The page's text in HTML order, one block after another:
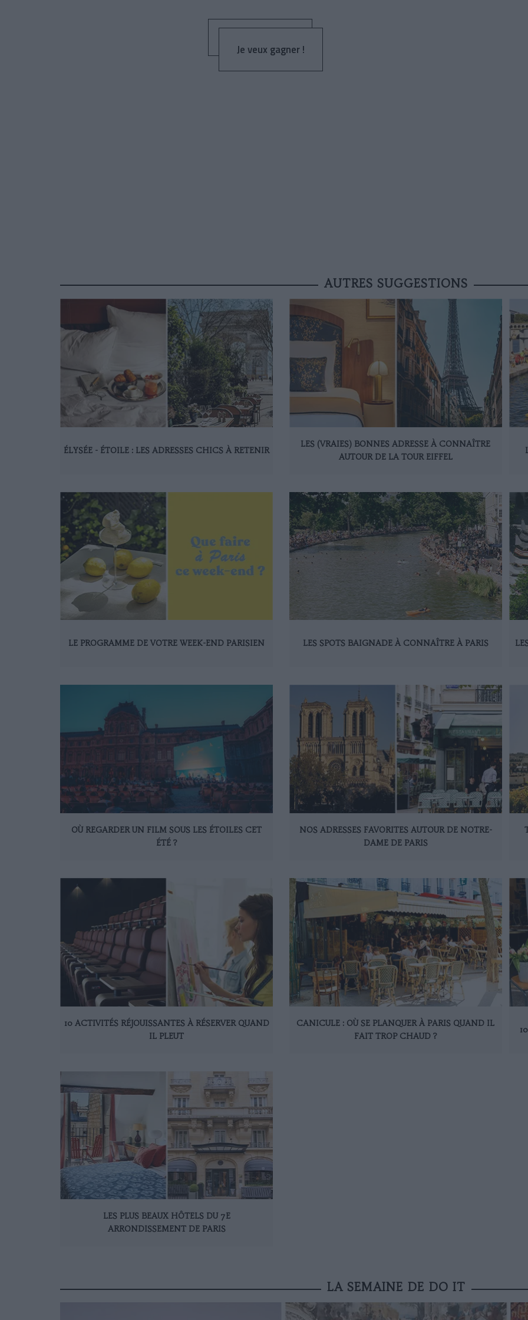
Je veux gagner !
AUTRES SUGGESTIONS
ÉLYSÉE - ÉTOILE : LES ADRESSES CHICS À RETENIR
LES (VRAIES) BONNES ADRESSE À CONNAÎTRE
AUTOUR DE LA TOUR EIFFEL
LE PROGRAMME DE VOTRE WEEK-END PARISIEN LES SPOTS BAIGNADE À CONNAÎTRE À PARIS
OÙ REGARDER UN FILM SOUS LES ÉTOILES CET
ÉTÉ ?
NOS ADRESSES FAVORITES AUTOUR DE NOTRE-
DAME DE PARIS
10 ACTIVITÉS RÉJOUISSANTES À RÉSERVER QUAND
IL PLEUT
CANICULE : OÙ SE PLANQUER À PARIS QUAND IL
FAIT TROP CHAUD ?
LES PLUS BEAUX HÔTELS DU 7E
ARRONDISSEMENT DE PARIS
LA SEMAINE DE DO IT